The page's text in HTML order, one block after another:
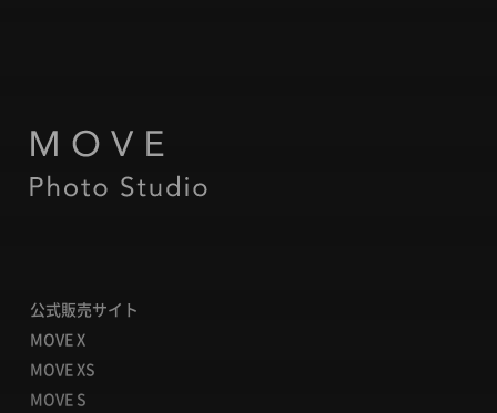
公式販売サイト
MOVE X
MOVE XS
MOVE S